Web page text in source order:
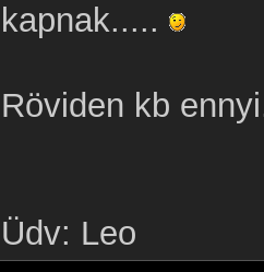
kapnak.....
Röviden kb
Üdv: Leo